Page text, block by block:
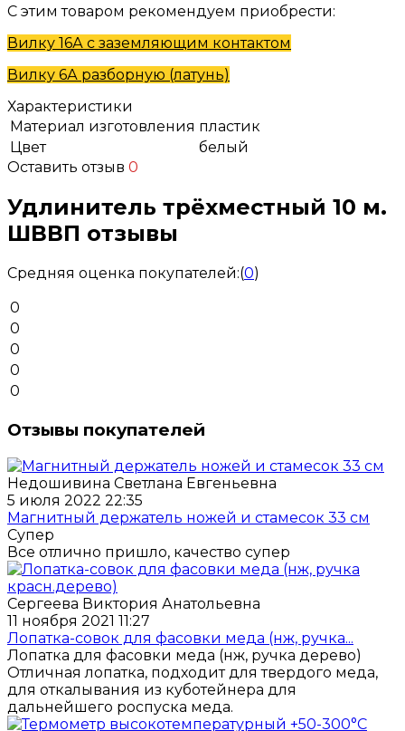
С этим товаром рекомендуем приобрести:
Вилку 16А с заземляющим контактом
Вилку 6А разборную (латунь)
Характеристики
Материал изготовления пластик
Цвет
белый
Оставить отзыв 0
Удлинитель трёхместный 10 м.
ШВВП отзывы
Средняя оценка покупателей:(0)
0
0
0
0
0
Отзывы покупателей
Недошивина Светлана Евгеньевна
5 июля 2022 22:35
Магнитный держатель ножей и стамесок 33 см
Супер
Все отлично пришло, качество супер
Сергеева Виктория Анатольевна
11 ноября 2021 11:27
Лопатка-совок для фасовки меда (нж, ручка...
Лопатка для фасовки меда (нж, ручка дерево)
Отличная лопатка, подходит для твердого меда,
для откалывания из куботейнера для
дальнейшего роспуска меда.